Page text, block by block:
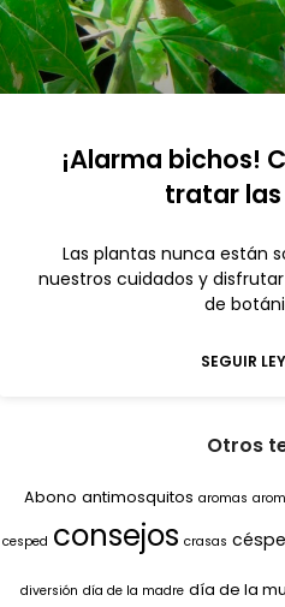
¡Alarma bichos!
tratar
Las plantas nunca están
nuestros cuidados y
de
SEGUIR
Otros
Abono antimosquitos aromas
cesped consejos crasas
diversión día de la madre día de la